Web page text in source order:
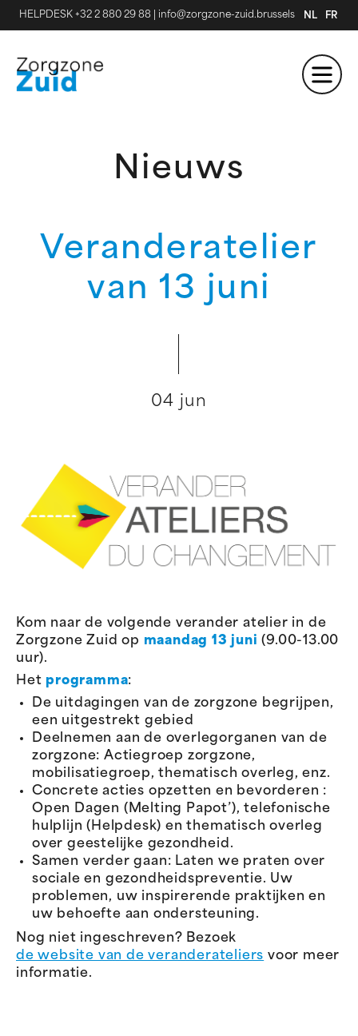
HELPDESK +32 2 880 29 88 info@zorgzone-zuid.brussels NL FR
Nieuws
Veranderatelier
van 13 juni
04 jun
Kom naar de volgende verander atelier in de
Zorgzone Zuid op maandag 13 juni (9.00-13.00
uur).
Het programma:
De uitdagingen van de zorgzone begrijpen,
een uitgestrekt gebied
Deelnemen aan de overlegorganen van de
zorgzone: Actiegroep zorgzone,
mobilisatiegroep, thematisch overleg, enz.
Concrete acties opzetten en bevorderen :
Open Dagen (Melting Papot’), telefonische
hulplijn (Helpdesk) en thematisch overleg
over geestelijke gezondheid.
Samen verder gaan: Laten we praten over
sociale en gezondheidspreventie. Uw
problemen, uw inspirerende praktijken en
uw behoefte aan ondersteuning.
Nog niet ingeschreven? Bezoek
de website van de veranderateliers voor meer
informatie.